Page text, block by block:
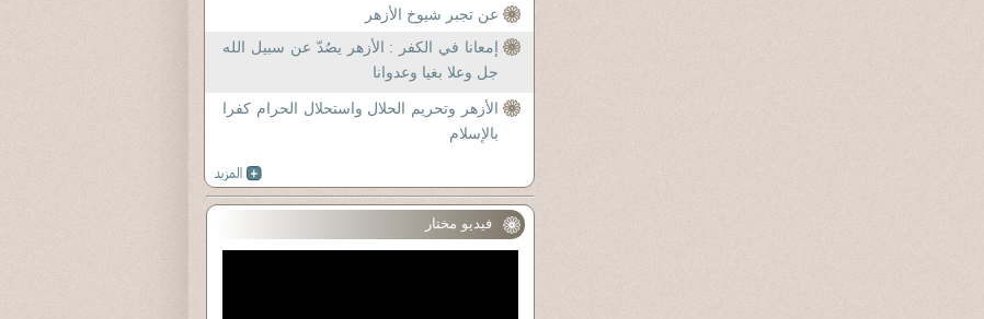
عن تجبر شيوخ الأزهر
إمعانا في الكفر : الأزهر يصُدّ عن سبيل الله
جل وعلا بغيا وعدوانا
الأزهر وتحريم الحلال واستحلال الحرام كفرا
بالإسلام
فيديو مختار